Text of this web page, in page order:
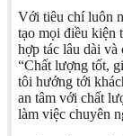
Với tiêu chí luôn
tạo mọi điều kiện
hợp tác lâu dài và
“Chất lượng tốt,
tôi hướng tới
an tâm với chất
làm việc chuyên